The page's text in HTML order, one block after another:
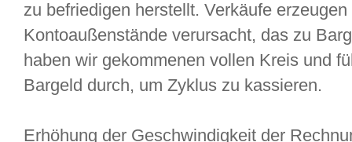
zu befriedigen herstellt. Verkäufe
Kontoaußenstände verursacht, das zu
haben wir gekommenen vollen Kreis und
Bargeld durch, um Zyklus zu kassieren.
Erhöhung der Geschwindigkeit der